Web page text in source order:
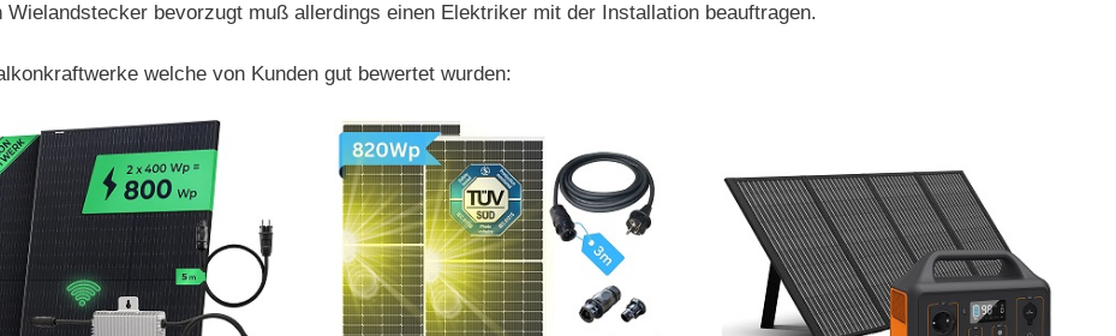
bevorzugt muß allerdings einen Elektriker mit der Installation beauftragen.
welche von Kunden gut bewertet wurden: